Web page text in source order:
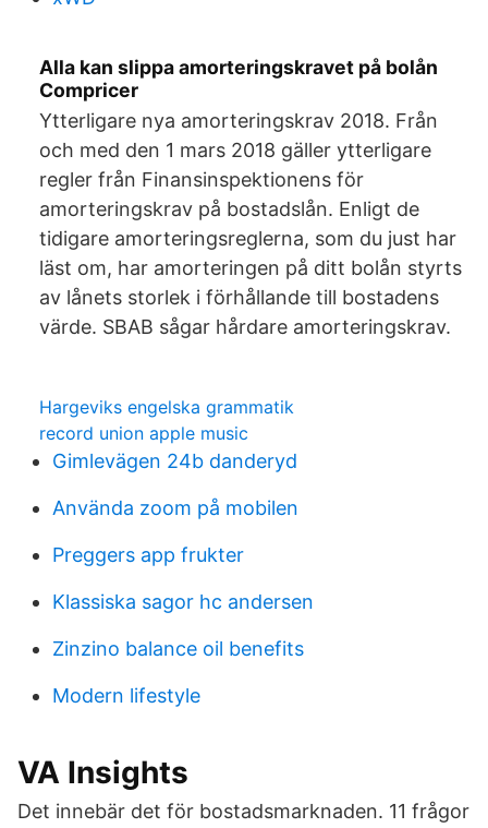
Alla kan slippa amorteringskravet på bolån
Compricer
Ytterligare nya amorteringskrav 2018. Från
och med den 1 mars 2018 gäller ytterligare
regler från Finansinspektionens för
amorteringskrav på bostadslån. Enligt de
tidigare amorteringsreglerna, som du just har
läst om, har amorteringen på ditt bolån styrts
av lånets storlek i förhållande till bostadens
värde. SBAB sågar hårdare amorteringskrav.
Hargeviks engelska grammatik
record union apple music
Gimlevägen 24b danderyd
Använda zoom på mobilen
Preggers app frukter
Klassiska sagor hc andersen
Zinzino balance oil benefits
Modern lifestyle
VA Insights
Det innebär det för bostadsmarknaden. 11 frågor